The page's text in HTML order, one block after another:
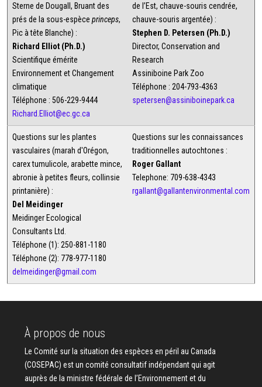
Sterne de Dougall, Bruant des
prés de la sous-espèce princeps,
Pic à tête Blanche) :
Richard Elliot (Ph.D.)
Scientifique émérite
Environnement et Changement
climatique
Téléphone : 506-229-9444
Richard.Elliot@ec.gc.ca
de l’Est, chauve-souris cendrée,
chauve-souris argentée) :
Stephen D. Petersen (Ph.D.)
Director, Conservation and
Research
Assiniboine Park Zoo
Téléphone : 204-793-4363
spetersen@assiniboinepark.ca
Questions sur les plantes
vasculaires (marah d'Orégon,
carex tumulicole, arabette mince,
abronie à petites fleurs, collinsie
printanière) :
Del Meidinger
Meidinger Ecological
Consultants Ltd.
Téléphone (1): 250-881-1180
Téléphone (2): 778-977-1180
delmeidinger@gmail.com
Questions sur les connaissances
traditionnelles autochtones :
Roger Gallant
Telephone: 709-638-4343
rgallant@gallantenvironmental.com
À propos de nous
Le Comité sur la situation des espèces en péril au Canada
(COSEPAC) est un comité consultatif indépendant qui agit
auprès de la ministre fédérale de l’Environnement et du